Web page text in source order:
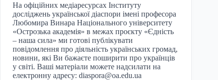
На офіційних медіаресурсах Інституту
досліджень української діаспори імені професора
Любомира Винара Національного університету
«Острозька академія» в межах проєкту «Єдність
– наша сила» ми готові публікувати
повідомлення про діяльність українських громад,
новини, які Ви бажаєте поширити про українців
у світі. Ваші матеріали можете надсилати на
електронну адресу: diaspora@oa.edu.ua